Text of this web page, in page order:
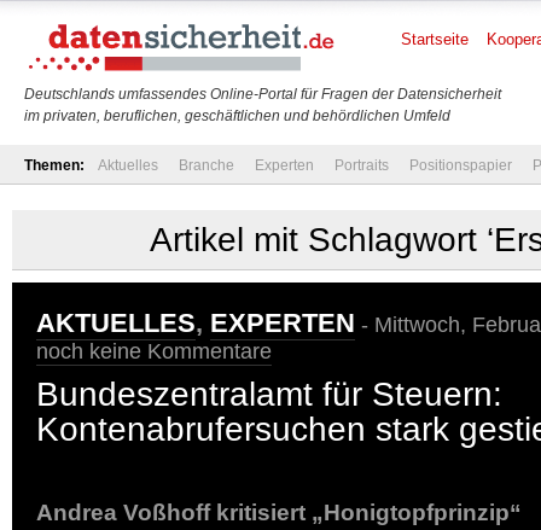
Deutschlands umfassendes Online-Portal für Fragen der Datensicherheit
im privaten, beruflichen, geschäftlichen und behördlichen Umfeld
Startseite
Themen: Aktuelles Branche Experten Portraits Positionspapier
Artikel mit Schlagwort
AKTUELLES, EXPERTEN - Mittwoch,
noch keine Kommentare
Bundeszentralamt für Steuern:
Kontenabrufersuchen stark
Andrea Voßhoff kritisiert „Honigtopfprinzip“